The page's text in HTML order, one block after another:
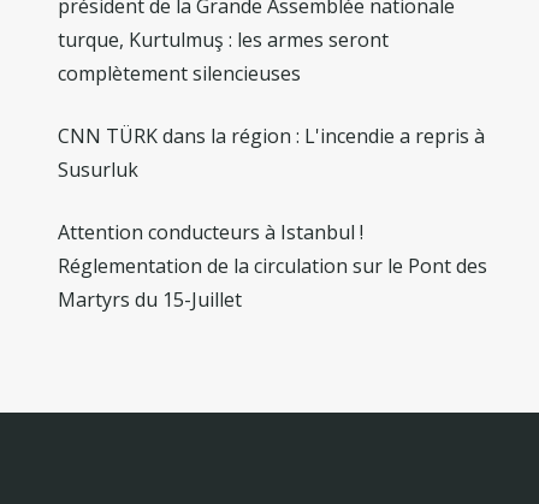
président de la Grande Assemblée nationale
turque, Kurtulmuş : les armes seront
complètement silencieuses
CNN TÜRK dans la région : L'incendie a repris à
Susurluk
Attention conducteurs à Istanbul !
Réglementation de la circulation sur le Pont des
Martyrs du 15-Juillet